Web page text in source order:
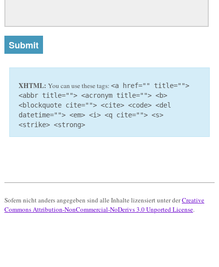
XHTML: You can use these tags: <a href="" title="">
<abbr title=""> <acronym title=""> <b>
<blockquote cite=""> <cite> <code> <del
datetime=""> <em> <i> <q cite=""> <s>
<strike> <strong>
Sofern nicht anders angegeben sind alle Inhalte lizensiert unter derCreative
Commons Attribution-NonCommercial-NoDerivs 3.0 Unported License.